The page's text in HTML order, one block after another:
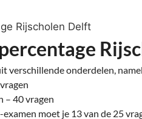
Rijscholen Delft
verschillende onderdelen,
– 40 vragen
moet je 13 van de 25